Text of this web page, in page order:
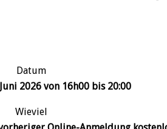
Datum
2026 von 16h00 bis 20:00
Wieviel